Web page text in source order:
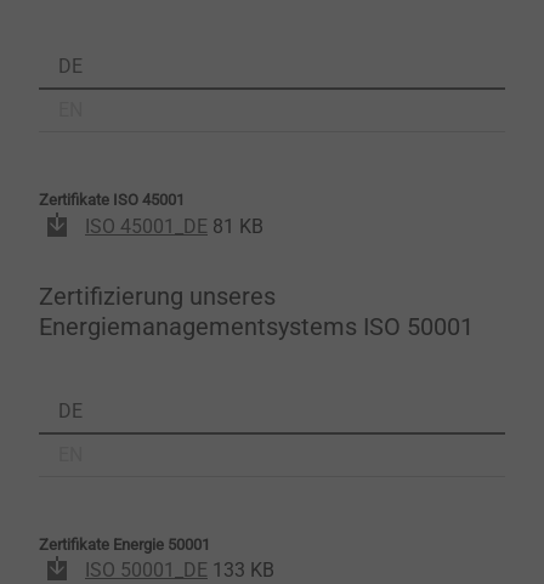
DE
Zertifikate ISO 45001
ISO 45001_DE 81 KB
Zertifizierung unseres
Energiemanagementsystems ISO 50001
DE
Zertifikate Energie 50001
ISO 50001_DE 133 KB